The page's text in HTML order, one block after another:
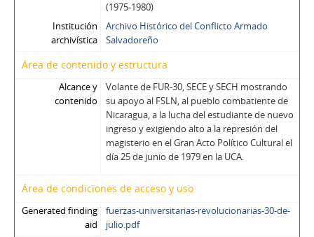
(1975-1980)
Institución
archivística
Archivo Histórico del Conflicto Armado
Salvadoreño
Área de contenido y estructura
Alcance y
contenido
Volante de FUR-30, SECE y SECH mostrando
su apoyo al FSLN, al pueblo combatiente de
Nicaragua, a la lucha del estudiante de nuevo
ingreso y exigiendo alto a la represión del
magisterio en el Gran Acto Político Cultural el
día 25 de junio de 1979 en la UCA.
Área de condiciones de acceso y uso
Generated finding
aid
fuerzas-universitarias-revolucionarias-30-de-
julio.pdf